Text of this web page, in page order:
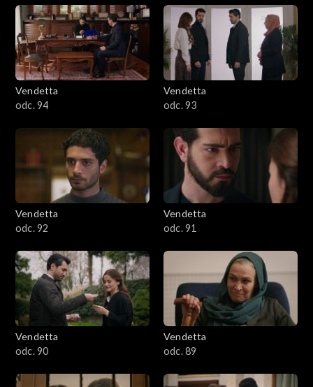
Vendetta
odc. 94
Vendetta
odc. 93
Vendetta
odc. 92
Vendetta
odc. 91
Vendetta
odc. 90
Vendetta
odc. 89